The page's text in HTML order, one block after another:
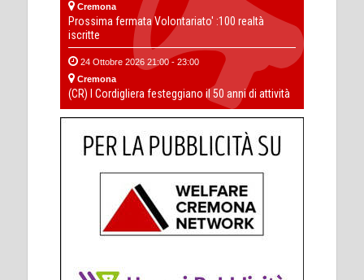
Cremona
Prossima fermata Volontariato' :100 realtà
iscritte
24 Ottobre 2026 21:00 - 23:00
Cremona
(CR) I Cordigliera festeggiano il 50 anni di attività